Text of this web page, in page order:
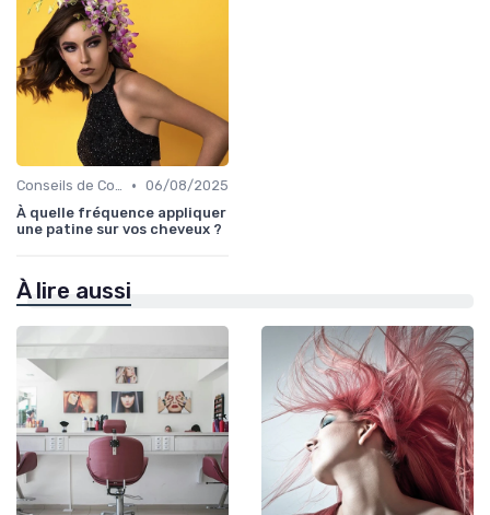
Conseils de Coiffage • 06/08/2025
À quelle fréquence appliquer
une patine sur vos cheveux ?
À lire aussi